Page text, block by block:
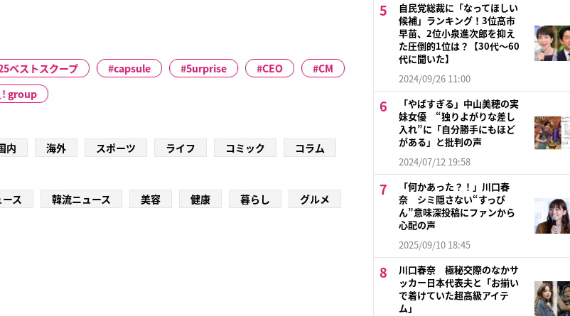
ベストスクープ capsule 5urprise CEO
CM
! group
内 海外 スポーツ ライフ コミック
コラム
ス 韓流ニュース 美容 健康 暮らし グルメ
自民党総裁に「なってほしい
候補」ランキング！3位高市
早苗、2位小泉進次郎を抑え
た圧倒的1位は？【30代〜60
代に聞いた】
2024/09/26 11:00
「やばすぎる」中山美穂の実
妹女優 “独りよがりな差し
入れ”に「自分勝手にもほど
がある」と批判の声
2024/07/12 19:58
「何かあった？！」川口春
奈 シミ隠さない“すっぴ
ん”意味深投稿にファンから
心配の声
2025/09/10 18:45
川口春奈 極秘交際のなかサ
ッカー日本代表夫と「お揃い
で着けていた超高級アイテ
ム」